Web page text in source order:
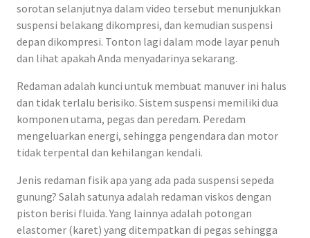
sorotan selanjutnya dalam video tersebut menunjukkan
suspensi belakang dikompresi, dan kemudian suspensi
depan dikompresi. Tonton lagi dalam mode layar penuh
dan lihat apakah Anda menyadarinya sekarang.
Redaman adalah kunci untuk membuat manuver ini halus
dan tidak terlalu berisiko. Sistem suspensi memiliki dua
komponen utama, pegas dan peredam. Peredam
mengeluarkan energi, sehingga pengendara dan motor
tidak terpental dan kehilangan kendali.
Jenis redaman fisik apa yang ada pada suspensi sepeda
gunung? Salah satunya adalah redaman viskos dengan
piston berisi fluida. Yang lainnya adalah potongan
elastomer (karet) yang ditempatkan di pegas sehingga